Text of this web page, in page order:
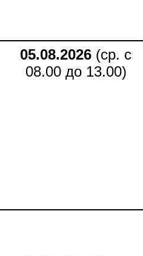
05.08.2026 (ср. с
08.00 до 13.00)